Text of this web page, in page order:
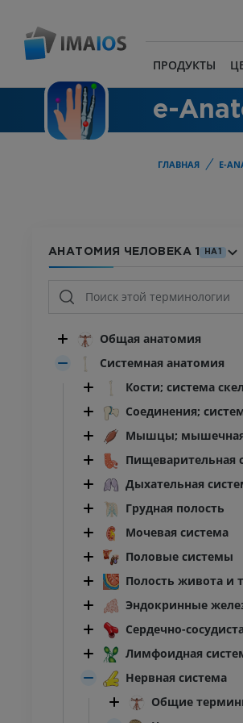
ПРОДУКТЫ
e-
ГЛАВНАЯ E-
АНАТОМИЯ ЧЕЛОВЕКА 1 HA1
Общая анатомия
Системная анатомия
Кости; система
Соединения;
Мышцы; мышечная
Пищеварительная
Дыхательная
Грудная полость
Мочевая система
Половые системы
Полость живота и
Эндокринные
Сердечно-
Лимфоидная
Нервная система
Общие
ПРЕДПЛЮСНА -